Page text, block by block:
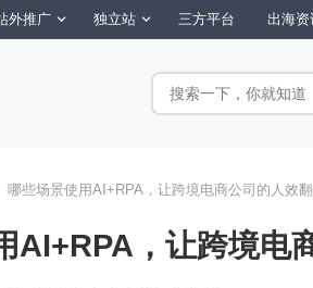
外推广 独立站 三方平台 出海资
哪些场景使用AI+RPA，让跨境电商公司的人效
AI+RPA，让跨境电